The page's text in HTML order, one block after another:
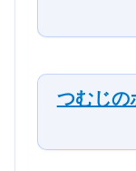
つむじの